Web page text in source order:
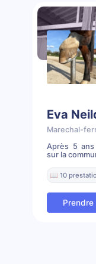
Eva
Marechal-
Après 5 ans
sur la
📖 10